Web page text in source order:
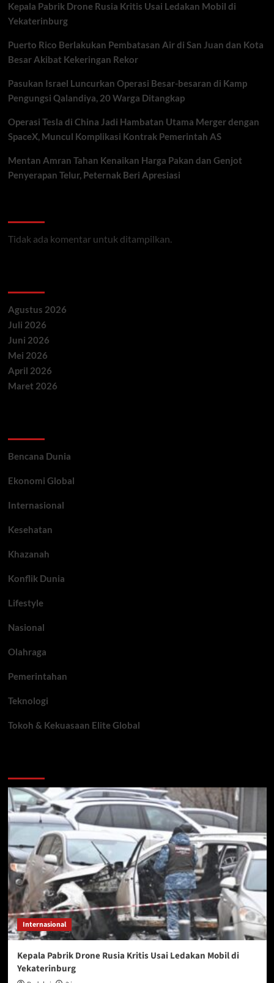
Kepala Pabrik Drone Rusia Kritis Usai Ledakan Mobil di
Yekaterinburg
Puerto Rico Berlakukan Pembatasan Air di San Juan dan Kota
Besar Akibat Kekeringan Rekor
Pasukan Israel Luncurkan Operasi Besar-besaran di Kamp
Pengungsi Qalandiya, 20 Warga Ditangkap
Operasi Tesla di China Jadi Hambatan Utama Merger dengan
SpaceX, Muncul Komplikasi Kontrak Pemerintah AS
Mentan Amran Tahan Kenaikan Harga Pakan dan Genjot
Penyerapan Telur, Peternak Beri Apresiasi
Tidak ada komentar untuk ditampilkan.
Agustus 2026
Juli 2026
Juni 2026
Mei 2026
April 2026
Maret 2026
Bencana Dunia
Ekonomi Global
Internasional
Kesehatan
Khazanah
Konflik Dunia
Lifestyle
Nasional
Olahraga
Pemerintahan
Teknologi
Tokoh & Kekuasaan Elite Global
Internasional
Kepala Pabrik Drone Rusia Kritis Usai Ledakan Mobil di
Yekaterinburg